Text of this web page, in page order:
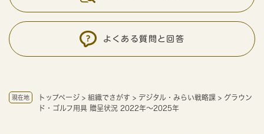
現在地 トップページ > 組織でさがす > デジタル・みらい戦略課 > グラウン
ド・ゴルフ用具 贈呈状況 2022年～2025年
よくある質問と回答